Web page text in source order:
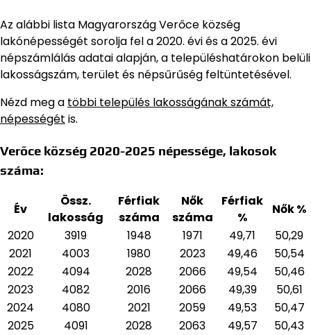
Az alábbi lista Magyarország Verőce község
lakónépességét sorolja fel a 2020. évi és a 2025. évi
népszámlálás adatai alapján,a településhatárokon belüli
lakosságszám, terület és népsűrűség feltüntetésével.
Nézd meg a többi település lakosságának számát,
népességét is.
Verőce község 2020-2025 népessége, lakosok
száma:
Év
Össz.
lakosság
Férfiak
száma
Nők
száma
Férfiak
%
Nők %
2020
3919 1948 1971 49,71
50,29
2021
4003 1980 2023 49,46
50,54
2022
4094 2028 2066 49,54
50,46
2023
4082 2016 2066 49,39
50,61
2024
4080 2021 2059 49,53
50,47
2025
4091 2028 2063 49,57 50,43